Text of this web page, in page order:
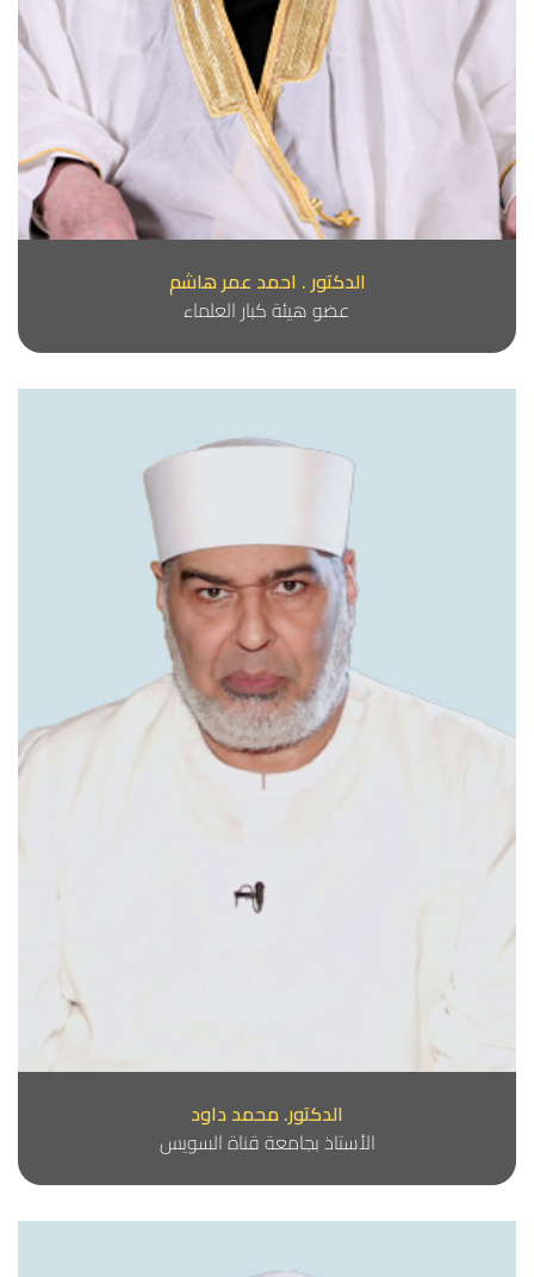
الدكتور . احمد عمر هاشم
عضو هيئة كبار العلماء
الدكتور. محمد داود
الأستاذ بجامعة قناة السويس